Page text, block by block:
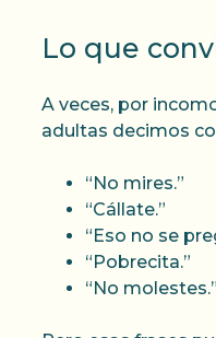
Lo que
A veces, por
adultas decimos
“No mires.”
“Cállate.”
“Eso no se
“Pobrecita.”
“No molestes.”